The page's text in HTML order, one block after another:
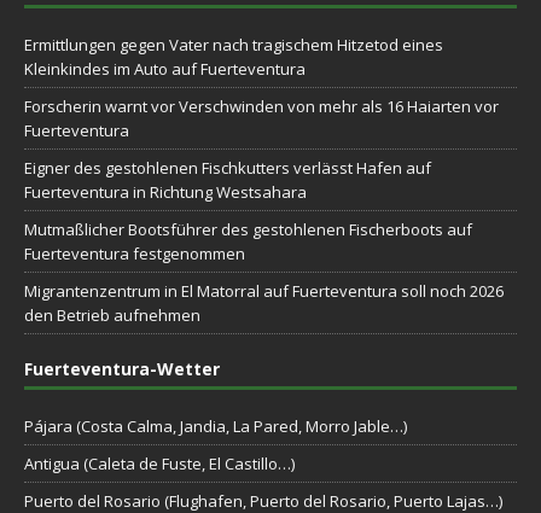
Ermittlungen gegen Vater nach tragischem Hitzetod eines
Kleinkindes im Auto auf Fuerteventura
Forscherin warnt vor Verschwinden von mehr als 16 Haiarten vor
Fuerteventura
Eigner des gestohlenen Fischkutters verlässt Hafen auf
Fuerteventura in Richtung Westsahara
Mutmaßlicher Bootsführer des gestohlenen Fischerboots auf
Fuerteventura festgenommen
Migrantenzentrum in El Matorral auf Fuerteventura soll noch 2026
den Betrieb aufnehmen
Fuerteventura-Wetter
Pájara (Costa Calma, Jandia, La Pared, Morro Jable…)
Antigua (Caleta de Fuste, El Castillo…)
Puerto del Rosario (Flughafen, Puerto del Rosario, Puerto Lajas…)